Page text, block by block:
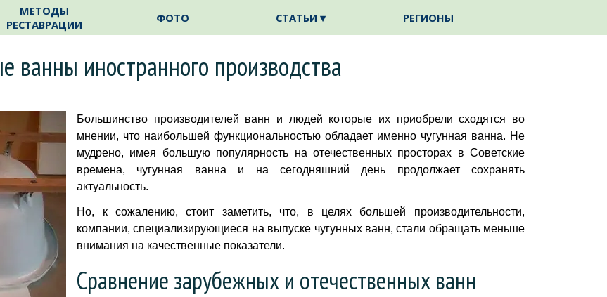
МЕТОДЫ
РЕСТАВРАЦИИ
ФОТО СТАТЬИ ▾ ▼
РЕГИОНЫ
ванны иностранного производства
Большинство производителей ванн и людей которые их приобрели сходятся во
мнении, что наибольшей функциональностью обладает именно чугунная ванна. Не
мудрено, имея большую популярность на отечественных просторах в Советские
времена, чугунная ванна и на сегодняшний день продолжает сохранять
актуальность.
Но, к сожалению, стоит заметить, что, в целях большей производительности,
компании, специализирующиеся на выпуске чугунных ванн, стали обращать меньше
внимания на качественные показатели.
Сравнение зарубежных и отечественных ванн